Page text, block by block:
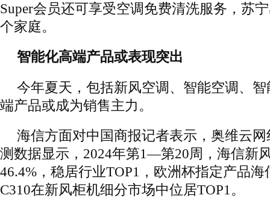
Super会员还可享受空调免费清洗服务，苏
个家庭。
智能化高端产品或表现突出
今年夏天，包括新风空调、智能空调、
端产品或成为销售主力。
海信方面对中国商报记者表示，奥维云
测数据显示，2024年第1—第20周，海信新
46.4%，稳居行业TOP1，欧洲杯指定产品
C310在新风柜机细分市场中位居TOP1。